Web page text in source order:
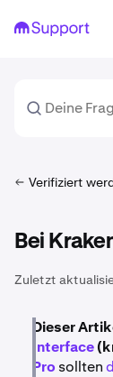
Verifiziert
Bei
Zuletzt
Dieser
Interface
Pro sollten